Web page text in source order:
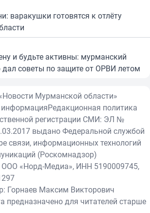
варакушки готовятся к отлёту
и будьте активны: мурманский
дал советы по защите от ОРВИ летом
Мурманской области»
информацияРедакционная политика
регистрации СМИ: ЭЛ №
выдано Федеральной службой
связи, информационных технологий
(Роскомнадзор)
«Норд-Медиа», ИНН 5190009745,
Горнаев Максим Викторович
предназначено для читателей старше